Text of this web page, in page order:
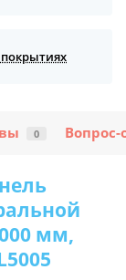
0 Вопрос-
мм,